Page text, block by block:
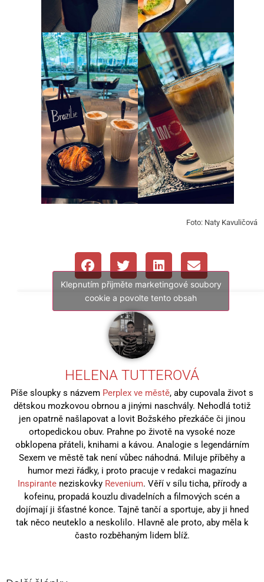
Foto: Naty Kavuličová
Klepnutím přijměte marketingové soubory
cookie a povolte tento obsah
HELENA TUTTEROVÁ
Píše sloupky s názvem Perplex ve městě, aby cupovala život s
dětskou mozkovou obrnou a jinými naschvály. Nehodlá totiž
jen opatrně našlapovat a lovit Božského přezkáče či jinou
ortopedickou obuv. Prahne po životě na vysoké noze
obklopena přáteli, knihami a kávou. Analogie s legendárním
Sexem ve městě tak není vůbec náhodná. Miluje příběhy a
humor mezi řádky, i proto pracuje v redakci magazínu
Inspiranteneziskovky Revenium. Věří v sílu ticha, přírody a
kofeinu, propadá kouzlu divadelních a filmových scén a
dojímají ji šťastné konce. Tajně tančí a sportuje, aby ji hned
tak něco neuteklo a neskolilo. Hlavně ale proto, aby měla k
často rozběhaným lidem blíž.